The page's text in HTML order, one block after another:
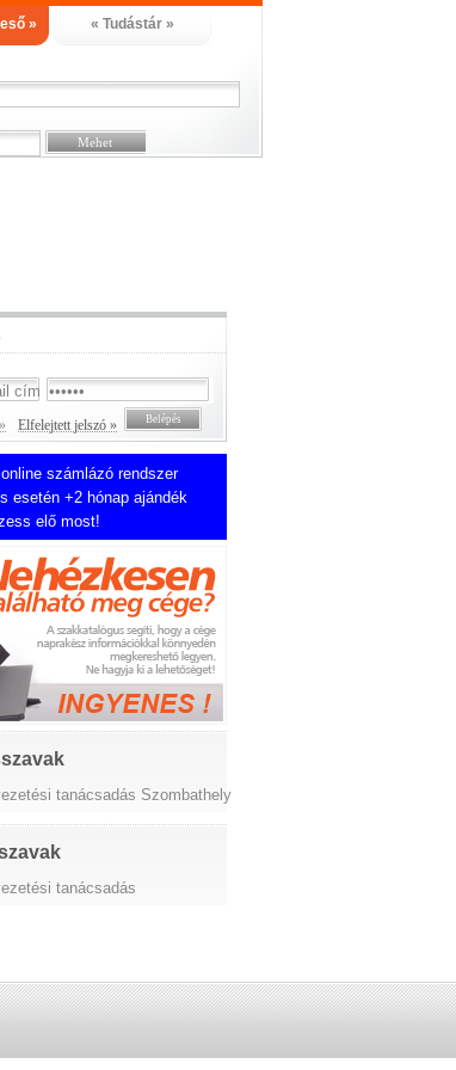
» « Tudástár »
Elfelejtett jelszó »
online számlázó rendszer
esetén +2 hónap ajándék
elő most!
tanácsadás Szombathely
tanácsadás